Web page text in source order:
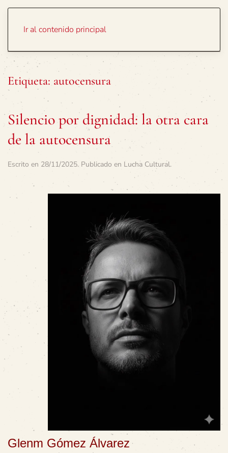
Ir al contenido principal
Etiqueta: autocensura
Silencio por dignidad: la otra cara
de la autocensura
Escrito en 28/11/2025. Publicado en Lucha Cultural.
Glenm Gómez Álvarez